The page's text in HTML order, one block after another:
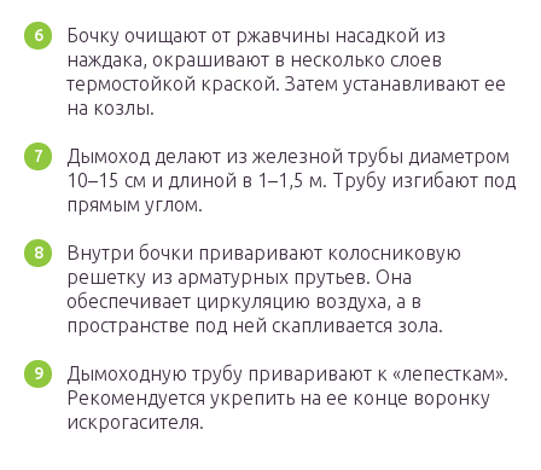
Бочку очищают от ржавчины насадкой из
наждака, окрашивают в несколько слоев
термостойкой краской. Затем устанавливают ее
на козлы.
Дымоход делают из железной трубы диаметром
10–15 см и длиной в 1–1,5 м. Трубу изгибают под
прямым углом.
Внутри бочки приваривают колосниковую
решетку из арматурных прутьев. Она
обеспечивает циркуляцию воздуха, а в
пространстве под ней скапливается зола.
Дымоходную трубу приваривают к «лепесткам».
Рекомендуется укрепить на ее конце воронку
искрогасителя.